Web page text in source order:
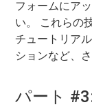
フォームにア
い。 これらの
チュートリア
ションなど、
パート